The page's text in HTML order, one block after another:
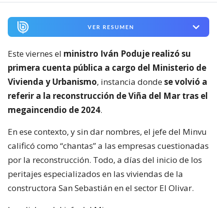
VER RESUMEN
Este viernes el ministro Iván Poduje realizó su
primera cuenta pública a cargo del Ministerio de
Vivienda y Urbanismo, instancia dondese volvió a
referir a la reconstrucción de Viña del Mar tras el
megaincendio de 2024.
En ese contexto, y sin dar nombres, el jefe del Minvu
calificó como “chantas” a las empresas cuestionadas
por la reconstrucción. Todo, a días del inicio de los
peritajes especializados en las viviendas de la
constructora San Sebastián en el sector El Olivar.